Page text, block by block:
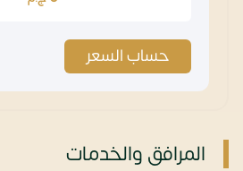
حساب السعر
المرافق والخدمات